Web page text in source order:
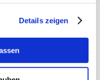
Details zeigen
- 18:00 Uhr